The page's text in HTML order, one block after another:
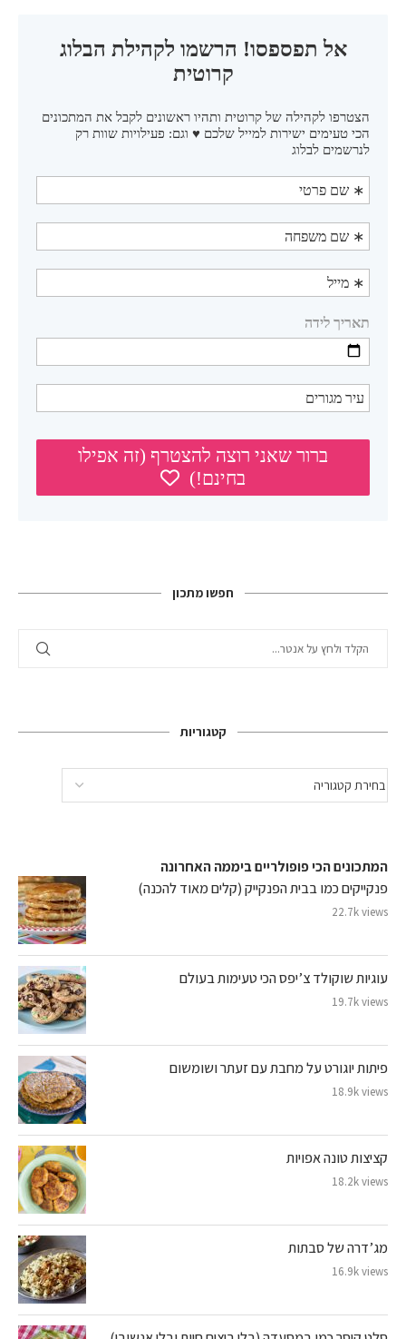
חפשו מתכון
קטגוריות
המתכונים הכי פופולריים ביממה האחרונה
פנקייקים כמו בבית הפנקייק (קלים מאוד להכנה)
22.7k views
עוגיות שוקולד צ’יפס הכי טעימות בעולם
19.7k views
פיתות יוגורט על מחבת עם זעתר ושומשום
18.9k views
קציצות טונה אפויות
18.2k views
מג’דרה של סבתות
16.9k views